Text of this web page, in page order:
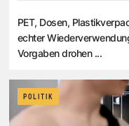
PET, Dosen,
echter
Vorgaben drohen ...
POLITIK